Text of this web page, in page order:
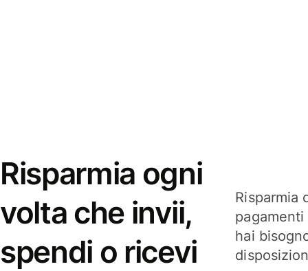
Risparmia ogni
volta che invii,
spendi o ricevi
Risparmia
hai